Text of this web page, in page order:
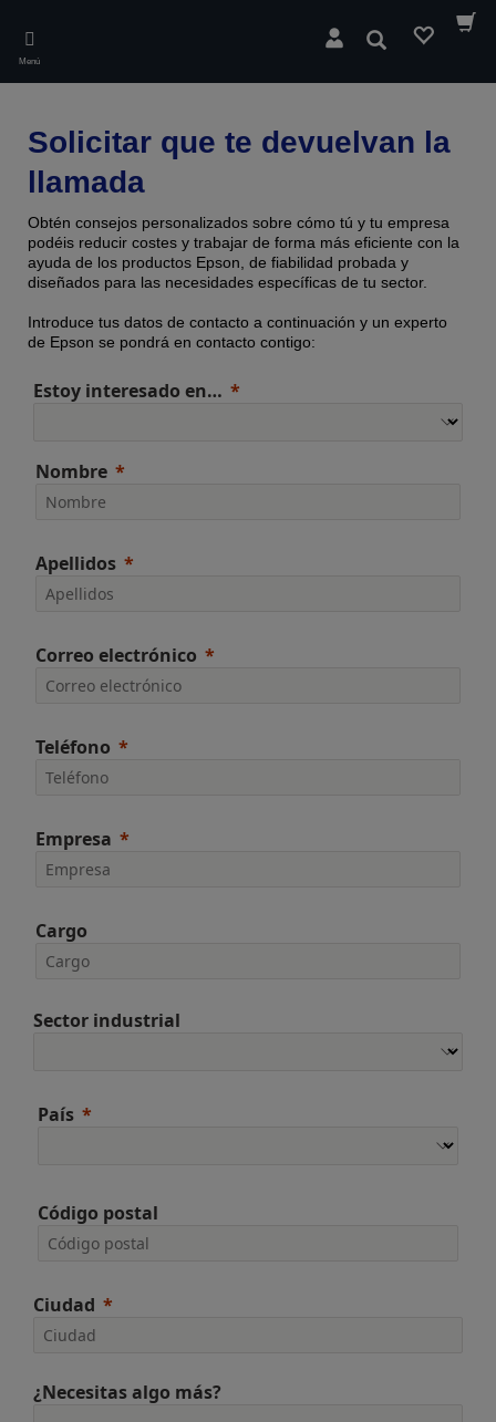
main
content
Menú
Buscar
Solicitar que te devuelvan la
llamada
Obtén consejos personalizados sobre cómo tú y tu empresa
podéis reducir costes y trabajar de forma más eficiente con la
ayuda de los productos Epson, de fiabilidad probada y
diseñados para las necesidades específicas de tu sector.
Introduce tus datos de contacto a continuación y un experto
de Epson se pondrá en contacto contigo:
Estoy interesado en…
Nombre
Apellidos
Correo electrónico
Teléfono
Empresa
Cargo
Sector industrial
País
Código postal
Ciudad
¿Necesitas algo más?